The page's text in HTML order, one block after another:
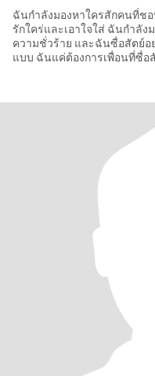
ฉันกำลังมองหาใครสักคนที่ช
รักใคร่และเอาใจใส่ ฉันกำลั
ความชั่วร้าย และฉันซื่อสัตย์อ
แบบ ฉันแค่ต้องการเพื่อนที่ซื่